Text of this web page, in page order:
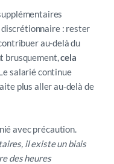
discrétionnaire : rester
au-delà du
brusquement,cela
salarié continue
plus aller au-delà de
avec précaution.
il existe un biais
des heures